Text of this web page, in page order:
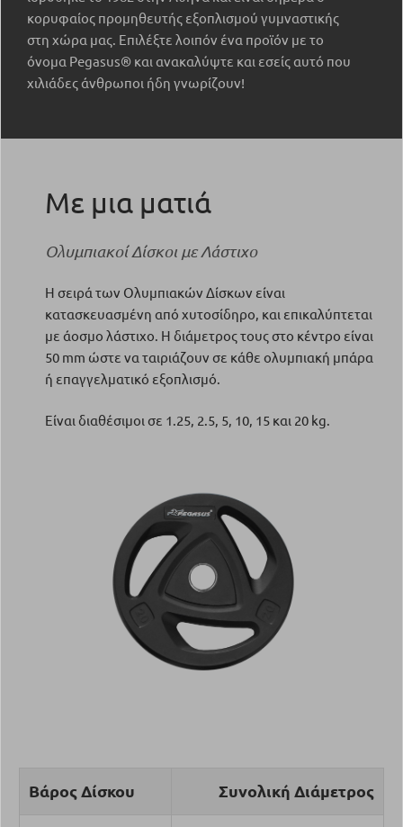
κορυφαίος προμηθευτής εξοπλισμού γυμναστικής
στη χώρα μας. Επιλέξτε λοιπόν ένα προϊόν με το
όνομα Pegasus® και ανακαλύψτε και εσείς αυτό που
χιλιάδες άνθρωποι ήδη γνωρίζουν!
Με μια ματιά
Ολυμπιακοί Δίσκοι με Λάστιχο
Η σειρά των Ολυμπιακών Δίσκων είναι
κατασκευασμένη από χυτοσίδηρο, και επικαλύπτεται
με άοσμο λάστιχο. Η διάμετρος τους στο κέντρο είναι
50 mm ώστε να ταιριάζουν σε κάθε ολυμπιακή μπάρα
ή επαγγελματικό εξοπλισμό.
Είναι διαθέσιμοι σε 1.25, 2.5, 5, 10, 15 και 20 kg.
Βάρος Δίσκου Συνολική Διάμετρος